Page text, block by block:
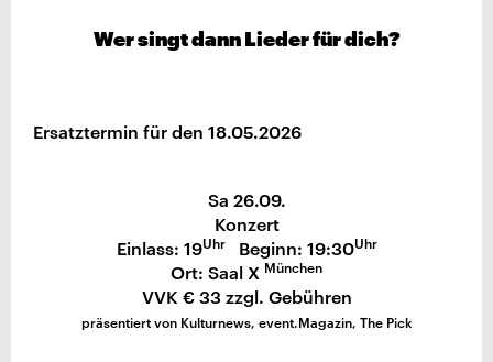
Wer singt dann Lieder für dich?
Ersatztermin für den 18.05.2026
Sa 26.09.
Konzert
Einlass: 19UhrBeginn: 19:30Uhr
Ort: Saal X München
VVK € 33 zzgl. Gebühren
präsentiert von Kulturnews, event.Magazin, The Pick